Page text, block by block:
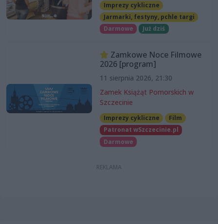
Imprezy cykliczne
Jarmarki, festyny, pchle targi
Darmowe
Już dziś
Zamkowe Noce Filmowe
2026 [program]
11 sierpnia 2026, 21:30
Zamek Książąt Pomorskich w
Szczecinie
Imprezy cykliczne
Film
Patronat wSzczecinie.pl
Darmowe